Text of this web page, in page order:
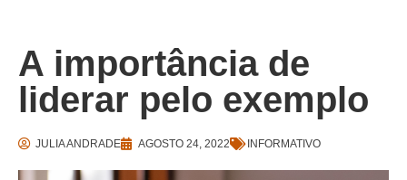
A importância de
liderar pelo exemplo
JULIA ANDRADE AGOSTO 24, 2022 INFORMATIVO